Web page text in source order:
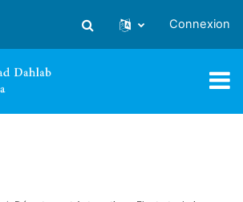
Activer/désactiver la saisie
Connexion